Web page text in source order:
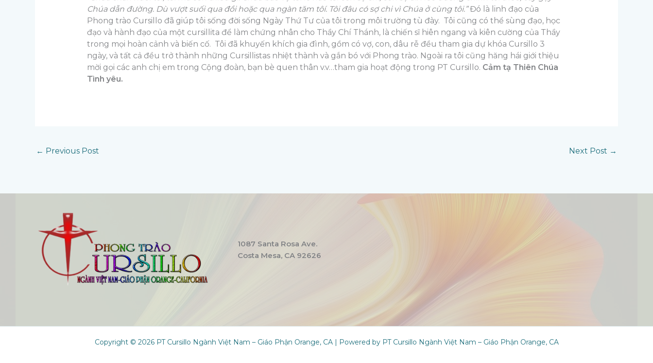
Chúa dẫn đường. Dù vượt suối qua đồi hoặc qua ngàn tăm tôí. Tôi đâu có sợ chi vì Chúa ở cùng tôi.”Đó là linh đạo của
Phong trào Cursillo đã giúp tôi sống đời sống Ngày Thứ Tư của tôi trong môi trường tù đày. Tôi cũng có thể sùng đạo, học
đạo và hành đạo của một cursillita để làm chứng nhân cho Thầy Chí Thánh, là chiến sĩ hiên ngang và kiên cường của Thầy
trong mọi hoàn cảnh và biến cố. Tôi đã khuyến khích gia đình, gồm có vợ, con, dâu rễ đều tham gia dự khóa Cursillo 3
ngày, và tất cả đều trở thành những Cursillistas nhiệt thành và gắn bó với Phong trào. Ngoài ra tôi cũng hăng hái giới thiệu
mời gọi các anh chị em trong Cộng đoàn, bạn bè quen thân v.v…tham gia hoạt động trong PT Cursillo. Cảm tạ Thiên Chúa
Tình yêu.
← Previous Post Next Post →
1087 Santa Rosa Ave.
Costa Mesa, CA 92626
Copyright © 2026 PT Cursillo Ngành Việt Nam – Giáo Phận Orange, CA | Powered by PT Cursillo Ngành Việt Nam – Giáo Phận Orange, CA